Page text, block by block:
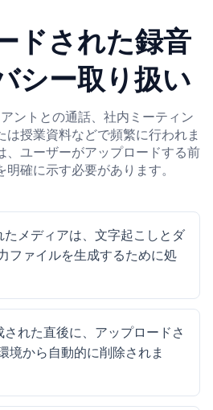
ドされた録音
シー取り扱い
ントとの通話、社内ミーティン
は授業資料などで頻繁に行われま
、ユーザーがアップロードする前
確に示す必要があります。
たメディアは、文字起こしとダ
ファイルを生成するために処
れた直後に、アップロードさ
境から自動的に削除されま